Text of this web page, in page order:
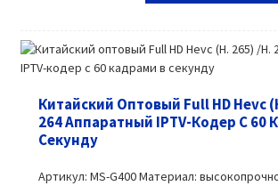
Китайский Оптовый Full HD Hevc
264 Аппаратный IPTV-Кодер С 60
Секунду
Артикул: MS-G400 Материал: